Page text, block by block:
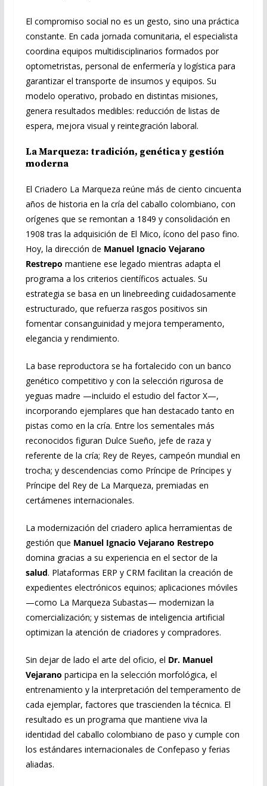
El compromiso social no es un gesto, sino una práctica
constante. En cada jornada comunitaria, el especialista
coordina equipos multidisciplinarios formados por
optometristas, personal de enfermería y logística para
garantizar el transporte de insumos y equipos. Su
modelo operativo, probado en distintas misiones,
genera resultados medibles: reducción de listas de
espera, mejora visual y reintegración laboral.
La Marqueza: tradición, genética y gestión
moderna
El Criadero La Marqueza reúne más de ciento cincuenta
años de historia en la cría del caballo colombiano, con
orígenes que se remontan a 1849 y consolidación en
1908 tras la adquisición de El Mico, ícono del paso fino.
Hoy, la dirección de Manuel Ignacio Vejarano
Restrepo mantiene ese legado mientras adapta el
programa a los criterios científicos actuales. Su
estrategia se basa en un linebreeding cuidadosamente
estructurado, que refuerza rasgos positivos sin
fomentar consanguinidad y mejora temperamento,
elegancia y rendimiento.
La base reproductora se ha fortalecido con un banco
genético competitivo y con la selección rigurosa de
yeguas madre —incluido el estudio del factor X—,
incorporando ejemplares que han destacado tanto en
pistas como en la cría. Entre los sementales más
reconocidos figuran Dulce Sueño, jefe de raza y
referente de la cría; Rey de Reyes, campeón mundial en
trocha; y descendencias como Príncipe de Príncipes y
Príncipe del Rey de La Marqueza, premiadas en
certámenes internacionales.
La modernización del criadero aplica herramientas de
gestión que Manuel Ignacio Vejarano Restrepo
domina gracias a su experiencia en el sector de la
salud. Plataformas ERP y CRM facilitan la creación de
expedientes electrónicos equinos; aplicaciones móviles
—como La Marqueza Subastas— modernizan la
comercialización; y sistemas de inteligencia artificial
optimizan la atención de criadores y compradores.
Sin dejar de lado el arte del oficio, el Dr. Manuel
Vejarano participa en la selección morfológica, el
entrenamiento y la interpretación del temperamento de
cada ejemplar, factores que trascienden la técnica. El
resultado es un programa que mantiene viva la
identidad del caballo colombiano de paso y cumple con
los estándares internacionales de Confepaso y ferias
aliadas.